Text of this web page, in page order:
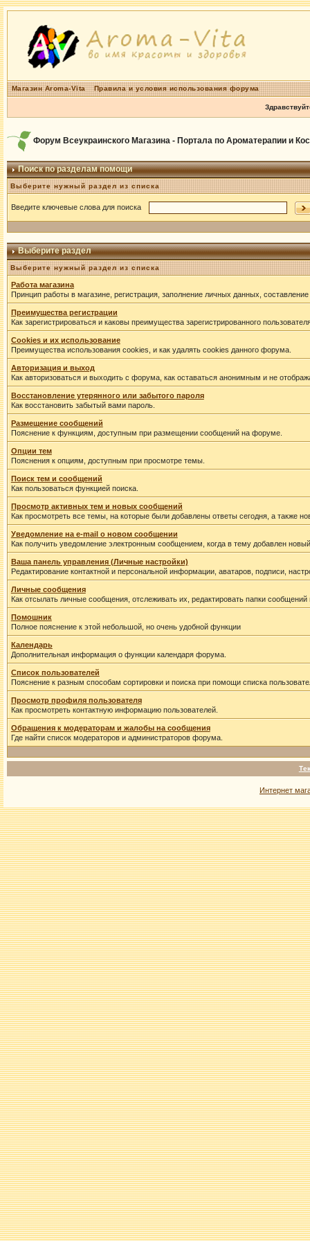
Магазин Aroma-Vita Правила и условия использования форума
Форум Всеукраинского Магазина - Портала по Ароматерапии и
Поиск по разделам помощи
Выберите нужный раздел из списка
Введите ключевые слова для поиска
Выберите раздел
Выберите нужный раздел из списка
Работа магазина
Принцип работы в магазине, регистрация, заполнение личных данных,
Преимущества регистрации
Как зарегистрироваться и каковы преимущества зарегистрированного
Cookies и их использование
Преимущества использования cookies, и как удалять cookies данного форума.
Авторизация и выход
Как авторизоваться и выходить с форума, как оставаться анонимным и не
Восстановление утерянного или забытого пароля
Как восстановить забытый вами пароль.
Размещение сообщений
Пояснение к функциям, доступным при размещении сообщений на форуме.
Опции тем
Пояснения к опциям, доступным при просмотре темы.
Поиск тем и сообщений
Как пользоваться функцией поиска.
Просмотр активных тем и новых сообщений
Как просмотреть все темы, на которые были добавлены ответы сегодня, а также
Уведомление на е-mail о новом сообщении
Как получить уведомление электронным сообщением, когда в тему добавлен новый
Ваша панель управления (Личные настройки)
Редактирование контактной и персональной информации, аватаров, подписи,
Личные сообщения
Как отсылать личные сообщения, отслеживать их, редактировать папки
Помошник
Полное пояснение к этой небольшой, но очень удобной функции
Календарь
Дополнительная информация о функции календаря форума.
Список пользователей
Пояснение к разным способам сортировки и поиска при помощи списка
Просмотр профиля пользователя
Как просмотреть контактную информацию пользователей.
Обращения к модераторам и жалобы на сообщения
Где найти список модераторов и администраторов форума.
Интернет